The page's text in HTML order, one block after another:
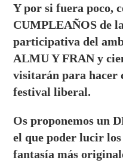
Y por si fuera poco,
CUMPLEAÑOS de
participativa del
ALMU Y FRAN y
visitarán para hacer
festival liberal.
Os proponemos un
el que poder lucir
fantasía más